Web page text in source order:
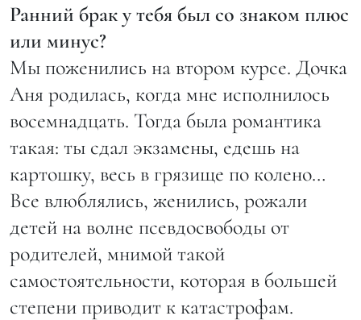
Ранний брак у тебя был со знаком плюс
или минус?
Мы поженились на втором курсе. Дочка
Аня родилась, когда мне исполнилось
восемнадцать. Тогда была романтика
такая: ты сдал экзамены, едешь на
картошку, весь в грязище по колено…
Все влюблялись, женились, рожали
детей на волне псевдосвободы от
родителей, мнимой такой
самостоятельности, которая в большей
степени приводит к катастрофам.